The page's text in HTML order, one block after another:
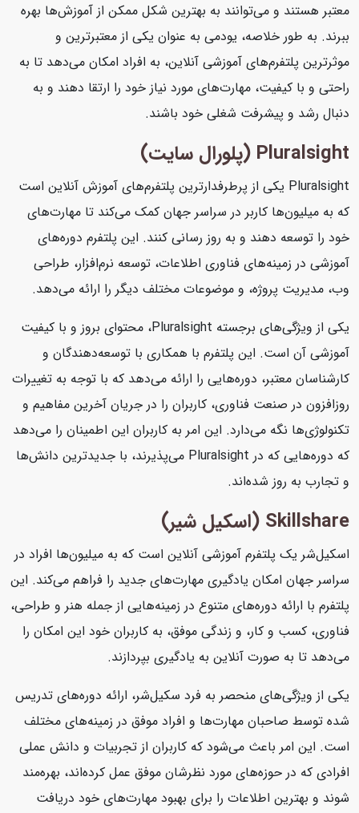
معتبر هستند و می‌توانند به بهترین شکل ممکن از آموزش‌ها بهره
ببرند. به طور خلاصه، یودمی به عنوان یکی از معتبرترین و
موثرترین پلتفرم‌های آموزشی آنلاین، به افراد امکان می‌دهد تا به
راحتی و با کیفیت، مهارت‌های مورد نیاز خود را ارتقا دهند و به
دنبال رشد و پیشرفت شغلی خود باشند.
Pluralsight (پلورال سایت)
Pluralsight یکی از پرطرفدارترین پلتفرم‌های آموزش آنلاین است
که به میلیون‌ها کاربر در سراسر جهان کمک می‌کند تا مهارت‌های
خود را توسعه دهند و به روز رسانی کنند. این پلتفرم دوره‌های
آموزشی در زمینه‌های فناوری اطلاعات، توسعه نرم‌افزار، طراحی
وب، مدیریت پروژه، و موضوعات مختلف دیگر را ارائه می‌دهد.
یکی از ویژگی‌های برجسته Pluralsight، محتوای بروز و با کیفیت
آموزشی آن است. این پلتفرم با همکاری با توسعه‌دهندگان و
کارشناسان معتبر، دوره‌هایی را ارائه می‌دهد که با توجه به تغییرات
روزافزون در صنعت فناوری، کاربران را در جریان آخرین مفاهیم و
تکنولوژی‌ها نگه می‌دارد. این امر به کاربران این اطمینان را می‌دهد
که دوره‌هایی که در Pluralsight می‌پذیرند، با جدیدترین دانش‌ها
و تجارب به روز شده‌اند.
Skillshare (اسکیل شیر)
اسکیل‌شر یک پلتفرم آموزشی آنلاین است که به میلیون‌ها افراد در
سراسر جهان امکان یادگیری مهارت‌های جدید را فراهم می‌کند. این
پلتفرم با ارائه دوره‌های متنوع در زمینه‌هایی از جمله هنر و طراحی،
فناوری، کسب و کار، و زندگی موفق، به کاربران خود این امکان را
می‌دهد تا به صورت آنلاین به یادگیری بپردازند.
یکی از ویژگی‌های منحصر به فرد سکیل‌شر، ارائه دوره‌های تدریس
شده توسط صاحبان مهارت‌ها و افراد موفق در زمینه‌های مختلف
است. این امر باعث می‌شود که کاربران از تجربیات و دانش عملی
افرادی که در حوزه‌های مورد نظرشان موفق عمل کرده‌اند، بهره‌مند
شوند و بهترین اطلاعات را برای بهبود مهارت‌های خود دریافت